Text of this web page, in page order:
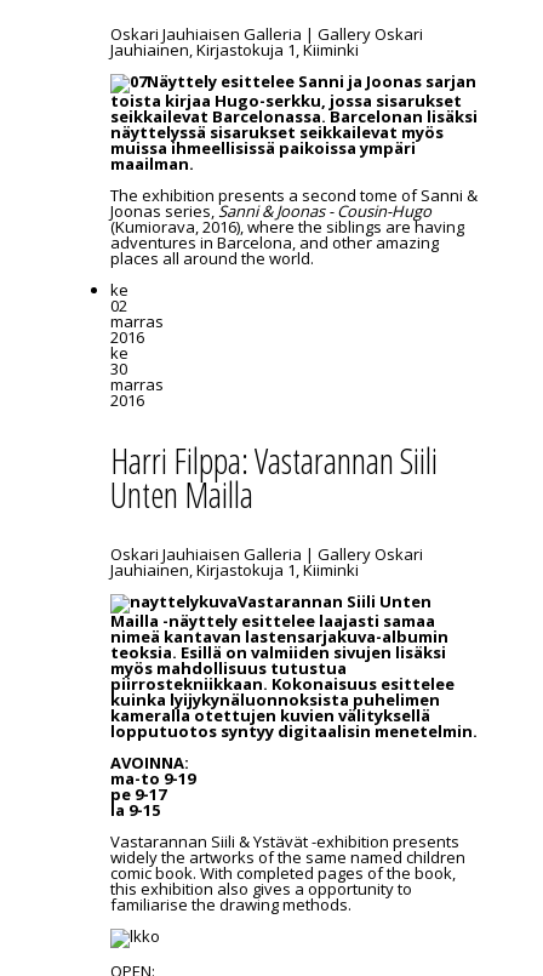
Oskari Jauhiaisen Galleria | Gallery Oskari
Jauhiainen, Kirjastokuja 1, Kiiminki
Näyttely esittelee Sanni ja Joonas sarjan
toista kirjaa Hugo-serkku, jossa sisarukset
seikkailevat Barcelonassa. Barcelonan lisäksi
näyttelyssä sisarukset seikkailevat myös
muissa ihmeellisissä paikoissa ympäri
maailman.
The exhibition presents a second tome of Sanni &
Joonas series,Sanni & Joonas - Cousin-Hugo
(Kumiorava, 2016), where the siblings are having
adventures in Barcelona, and other amazing
places all around the world.
ke
02
marras
2016
ke
30
marras
2016
Harri Filppa: Vastarannan Siili
Unten Mailla
Oskari Jauhiaisen Galleria | Gallery Oskari
Jauhiainen, Kirjastokuja 1, Kiiminki
Vastarannan Siili Unten
Mailla -näyttely esittelee laajasti samaa
nimeä kantavan lastensarjakuva-albumin
teoksia. Esillä on valmiiden sivujen lisäksi
myös mahdollisuus tutustua
piirrostekniikkaan. Kokonaisuus esittelee
kuinka lyijykynäluonnoksista puhelimen
kameralla otettujen kuvien välityksellä
lopputuotos syntyy digitaalisin menetelmin.
AVOINNA:
ma-to 9-19
pe 9-17
la 9-15
Vastarannan Siili & Ystävät -exhibition presents
widely the artworks of the same named children
comic book. With completed pages of the book,
this exhibition also gives a opportunity to
familiarise the drawing methods.
OPEN: